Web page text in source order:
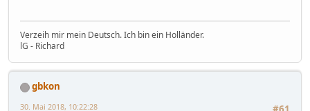
Verzeih mir mein Deutsch. Ich bin ein Holländer.
lG - Richard
gbkon
30. Mai 2018, 10:22:28